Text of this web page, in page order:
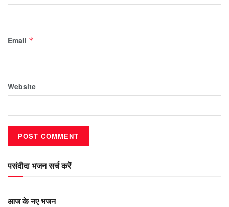
Email *
Website
पसंदीदा भजन सर्च करें
आज के नए भजन